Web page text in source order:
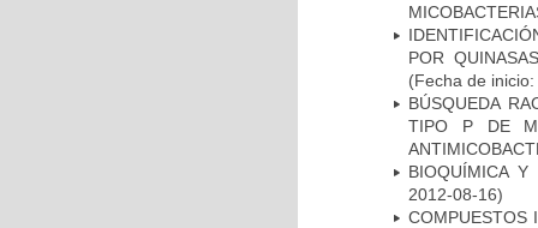
POR
(Fecha de
BÚSQUEDA
TIPO P DE
BIOQUÍMICA Y
2012-08-16)
COMPUESTOS